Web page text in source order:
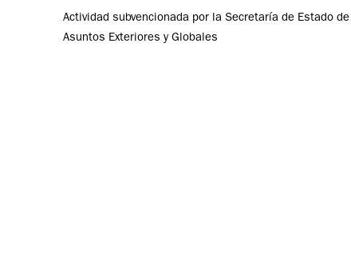
Actividad subvencionada por la Secretaría de Estado de
Asuntos Exteriores y Globales